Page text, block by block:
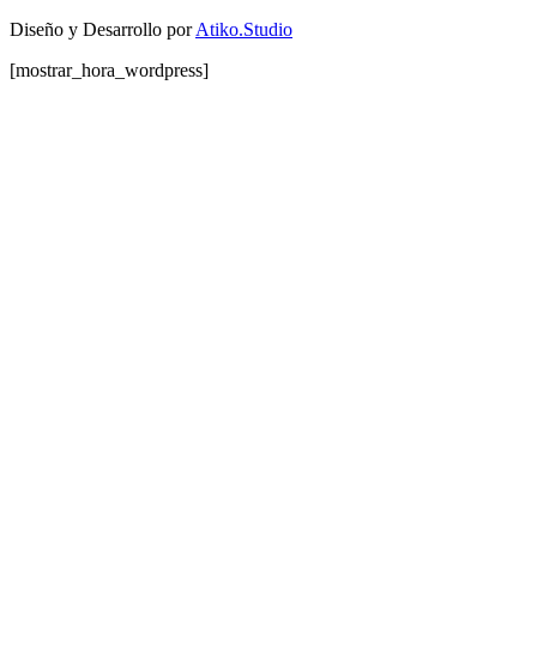
Diseño y Desarrollo porAtiko.Studio
[mostrar_hora_wordpress]